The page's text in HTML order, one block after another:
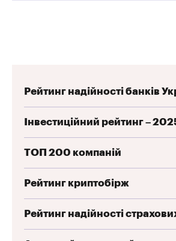
Рейтинг надійності банків
Інвестиційний рейтинг –
ТОП 200 компаній
Рейтинг криптобірж
Рейтинг надійності